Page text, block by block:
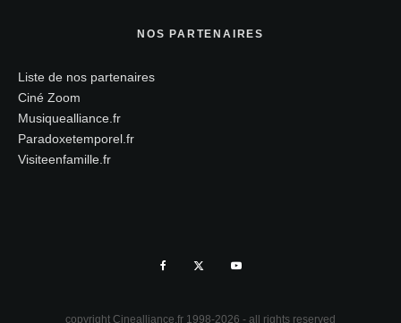
NOS PARTENAIRES
Liste de nos partenaires
Ciné Zoom
Musiquealliance.fr
Paradoxetemporel.fr
Visiteenfamille.fr
copyright Cinealliance.fr 1998-2026 - all rights reserved